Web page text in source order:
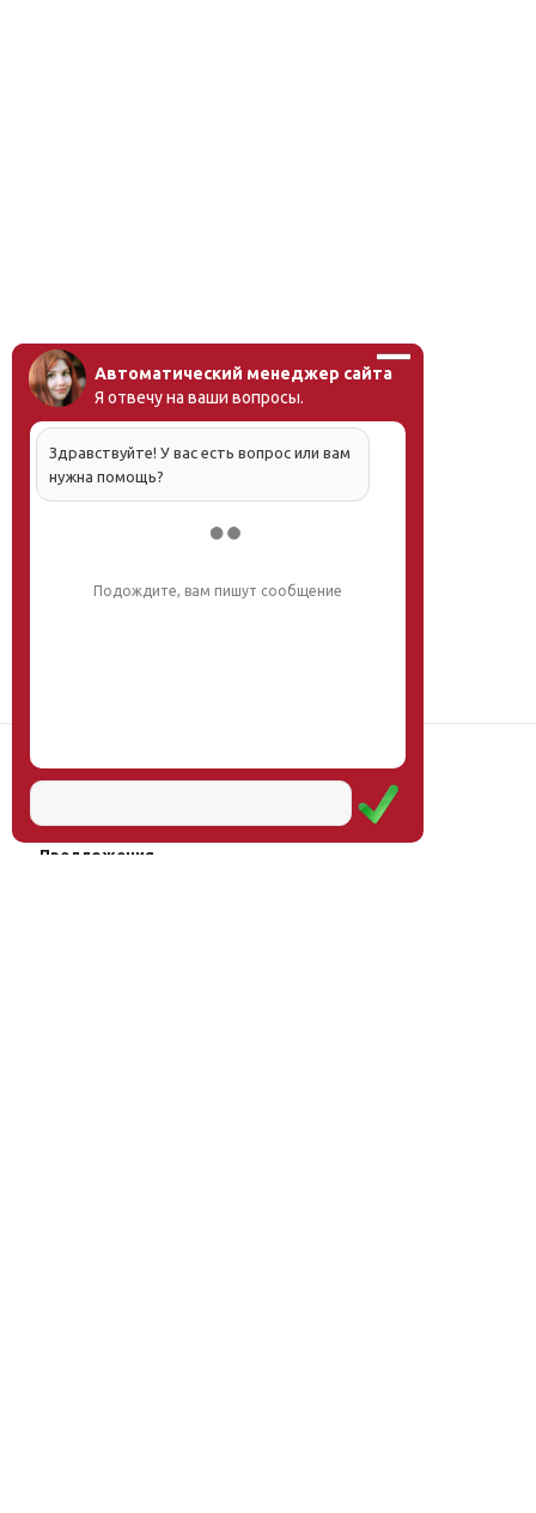
Научная школа
Услуги
Предложения
Автоматический менеджер сайта
Я отвечу на ваши вопросы.
Здравствуйте! У вас есть вопрос или вам
нужна помощь?
Подождите, вам пишут сообщение